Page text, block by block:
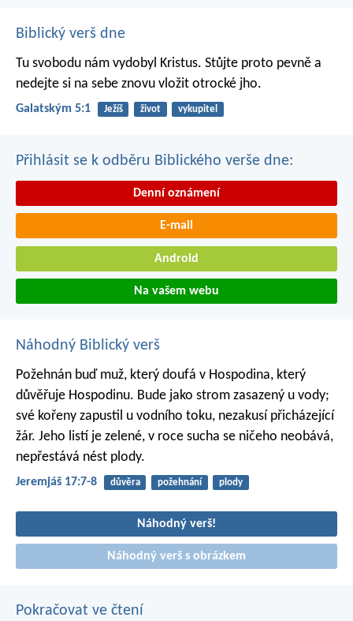
Biblický verš dne
Tu svobodu nám vydobyl Kristus. Stůjte proto pevně a
nedejte si na sebe znovu vložit otrocké jho.
Galatským 5:1 Ježíš život vykupitel
Přihlásit se k odběru Biblického verše dne:
Denní oznámení
E-mail
Android
Na vašem webu
Náhodný Biblický verš
Požehnán buď muž, který doufá v Hospodina, který
důvěřuje Hospodinu. Bude jako strom zasazený u vody;
své kořeny zapustil u vodního toku, nezakusí přicházející
žár. Jeho listí je zelené, v roce sucha se ničeho neobává,
nepřestává nést plody.
Jeremjáš 17:7-8 důvěra požehnání plody
Náhodný verš!
Náhodný verš s obrázkem
Pokračovat ve čtení